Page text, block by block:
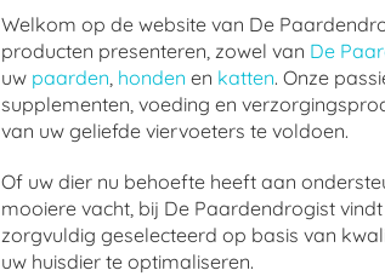
Welkom op de website van De
producten presenteren, zowel van De
uw paarden, honden en katten. Onze
supplementen, voeding en
van uw geliefde viervoeters te voldoen.
Of uw dier nu behoefte heeft aan
mooiere vacht, bij De Paardendrogist
zorgvuldig geselecteerd op basis van
uw huisdier te optimaliseren.